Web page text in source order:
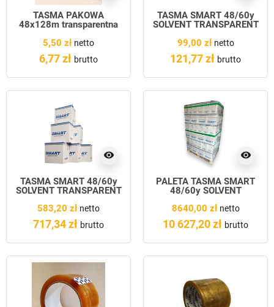
TAŚMA PAKOWA
48x128m transparentna
5,50 zł netto
6,77 zł brutto
TAŚMA SMART 48/60y
SOLVENT TRANSPARENT
99,00 złnetto
121,77 zł brutto
visibility
TAŚMA SMART 48/60y
SOLVENT TRANSPARENT
583,20 zł netto
717,34 zł brutto
visibility
PALETA TAŚMA SMART
48/60y SOLVENT
8640,00 złnetto
10 627,20 zł brutto